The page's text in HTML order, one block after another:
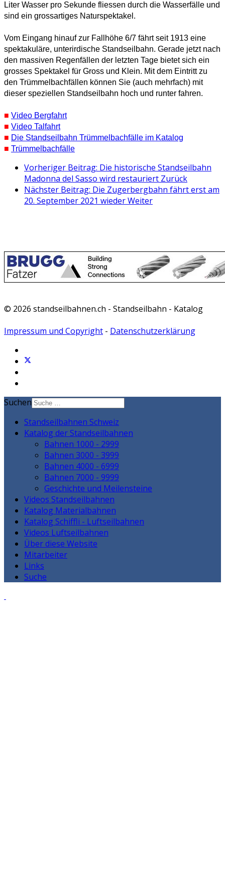
Liter Wasser pro Sekunde fliessen durch die Wasserfälle und
sind ein grossartiges Naturspektakel.
Vom Eingang hinauf zur Fallhöhe 6/7 fährt seit 1913 eine
spektakuläre, unterirdische Standseilbahn. Gerade jetzt nach
den massiven Regenfällen der letzten Tage bietet sich ein
grosses Spektakel für Gross und Klein. Mit dem Eintritt zu
den Trümmelbachfällen können Sie (auch mehrfach) mit
dieser speziellen Standseilbahn hoch und runter fahren.
■ Video Bergfahrt
■ Video Talfahrt
■ Die Standseilbahn Trümmelbachfälle im Katalog
■ Trümmelbachfälle
Vorheriger Beitrag: Die historische Standseilbahn
Madonna del Sasso wird restauriert Zurück
Nächster Beitrag: Die Zugerbergbahn fährt erst am
20. September 2021 wiederWeiter
© 2026 standseilbahnen.ch - Standseilbahn - Katalog
Impressum und Copyright - Datenschutzerklärung
Suchen
Standseilbahnen Schweiz
Katalog der Standseilbahnen
Bahnen 1000 - 2999
Bahnen 3000 - 3999
Bahnen 4000 - 6999
Bahnen 7000 - 9999
Geschichte und Meilensteine
Videos Standseilbahnen
Katalog Materialbahnen
Katalog Schiffli - Luftseilbahnen
Videos Luftseilbahnen
Über diese Website
Mitarbeiter
Links
Suche